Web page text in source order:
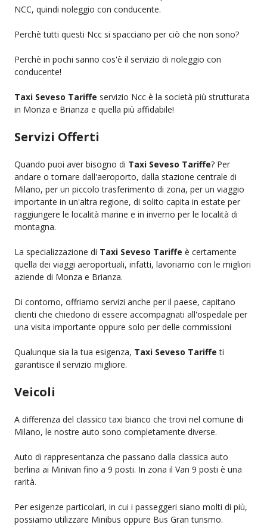
NCC, quindi noleggio con conducente.
Perchè tutti questi Ncc si spacciano per ciò che non sono?
Perchè in pochi sanno cos'è il servizio di noleggio con
conducente!
Taxi Seveso Tariffe servizio Ncc è la società più strutturata
in Monza e Brianza e quella più affidabile!
Servizi Offerti
Quando puoi aver bisogno di Taxi Seveso Tariffe? Per
andare o tornare dall'aeroporto, dalla stazione centrale di
Milano, per un piccolo trasferimento di zona, per un viaggio
importante in un'altra regione, di solito capita in estate per
raggiungere le località marine e in inverno per le località di
montagna.
La specializzazione di Taxi Seveso Tariffe è certamente
quella dei viaggi aeroportuali, infatti, lavoriamo con le migliori
aziende di Monza e Brianza.
Di contorno, offriamo servizi anche per il paese, capitano
clienti che chiedono di essere accompagnati all'ospedale per
una visita importante oppure solo per delle commissioni
Qualunque sia la tua esigenza, Taxi Seveso Tariffe ti
garantisce il servizio migliore.
Veicoli
A differenza del classico taxi bianco che trovi nel comune di
Milano, le nostre auto sono completamente diverse.
Auto di rappresentanza che passano dalla classica auto
berlina ai Minivan fino a 9 posti. In zona il Van 9 posti è una
rarità.
Per esigenze particolari, in cui i passeggeri siano molti di più,
possiamo utilizzare Minibus oppure Bus Gran turismo.